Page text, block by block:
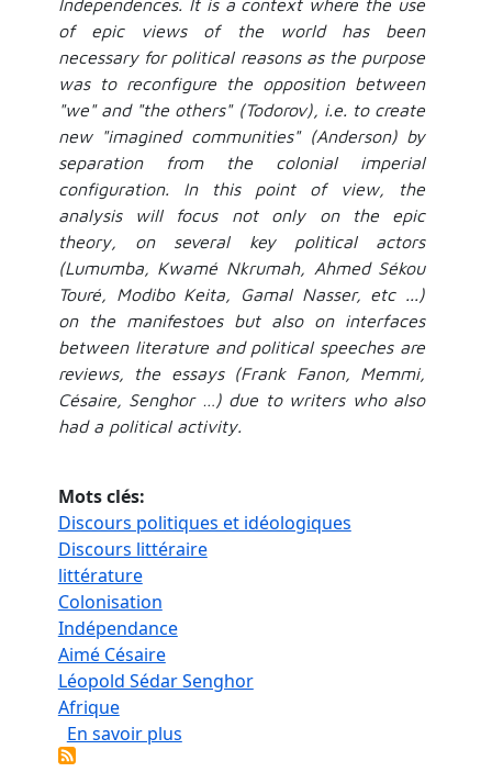
Independences. It is a context where the use
of epic views of the world has been
necessary for political reasons as the purpose
was to reconfigure the opposition between
"we" and "the others" (Todorov), i.e. to create
new "imagined communities" (Anderson) by
separation from the colonial imperial
configuration. In this point of view, the
analysis will focus not only on the epic
theory, on several key political actors
(Lumumba, Kwamé Nkrumah, Ahmed Sékou
Touré, Modibo Keita, Gamal Nasser, etc ...)
on the manifestoes but also on interfaces
between literature and political speeches are
reviews, the essays (Frank Fanon, Memmi,
Césaire, Senghor …) due to writers who also
had a political activity.
Mots clés
Discours politiques et idéologiques
Discours littéraire
littérature
Colonisation
Indépendance
Aimé Césaire
Léopold Sédar Senghor
Afrique
En savoir plussur Littérarité du discours politique :